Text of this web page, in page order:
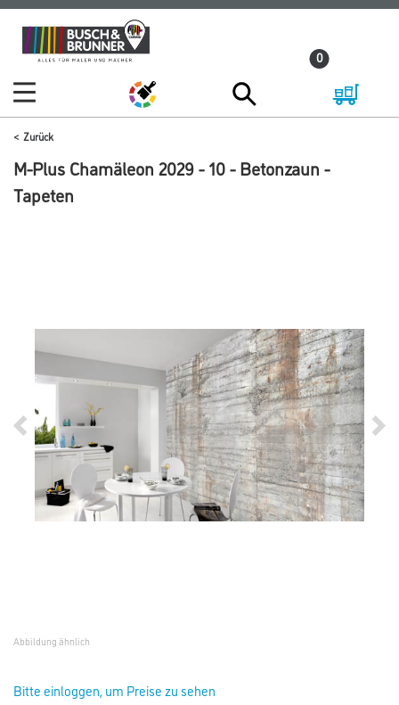
Zum
Inhalt
Zum
Navigationsmenü
0
Zurück
M-Plus Chamäleon 2029 - 10 - Betonzaun -
Tapeten
Abbildung ähnlich
Bitte einloggen, um Preise zu sehen